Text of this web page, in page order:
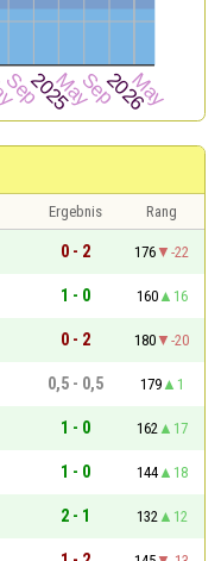
Ergebnis
Rang
0 - 2 176
-22
1 - 0 160
16
0 - 2 180
-20
0,5 - 0,5 179
1
1 - 0 162
17
1 - 0 144
18
2 - 1 132
12